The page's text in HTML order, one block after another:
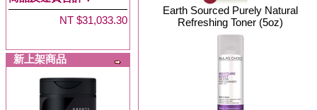
NT $31,033.30
新上架商品
Earth Sourced Purely Natural
Refreshing Toner (5oz)